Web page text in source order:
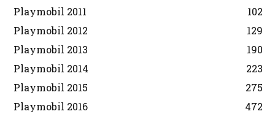
Playmobil 2011
102
Playmobil 2012
129
Playmobil 2013
190
Playmobil 2014
223
Playmobil 2015
275
Playmobil 2016
472